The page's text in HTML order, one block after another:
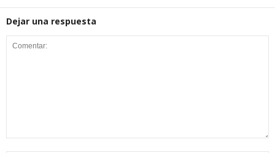
Dejar una respuesta